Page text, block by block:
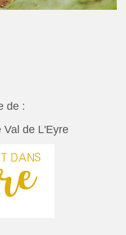
de :
Val de L'Eyre